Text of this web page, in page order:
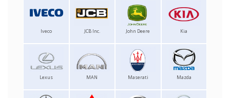
Iveco JCB Inc. John Deere Kia
Lexus MAN Maserati Mazda